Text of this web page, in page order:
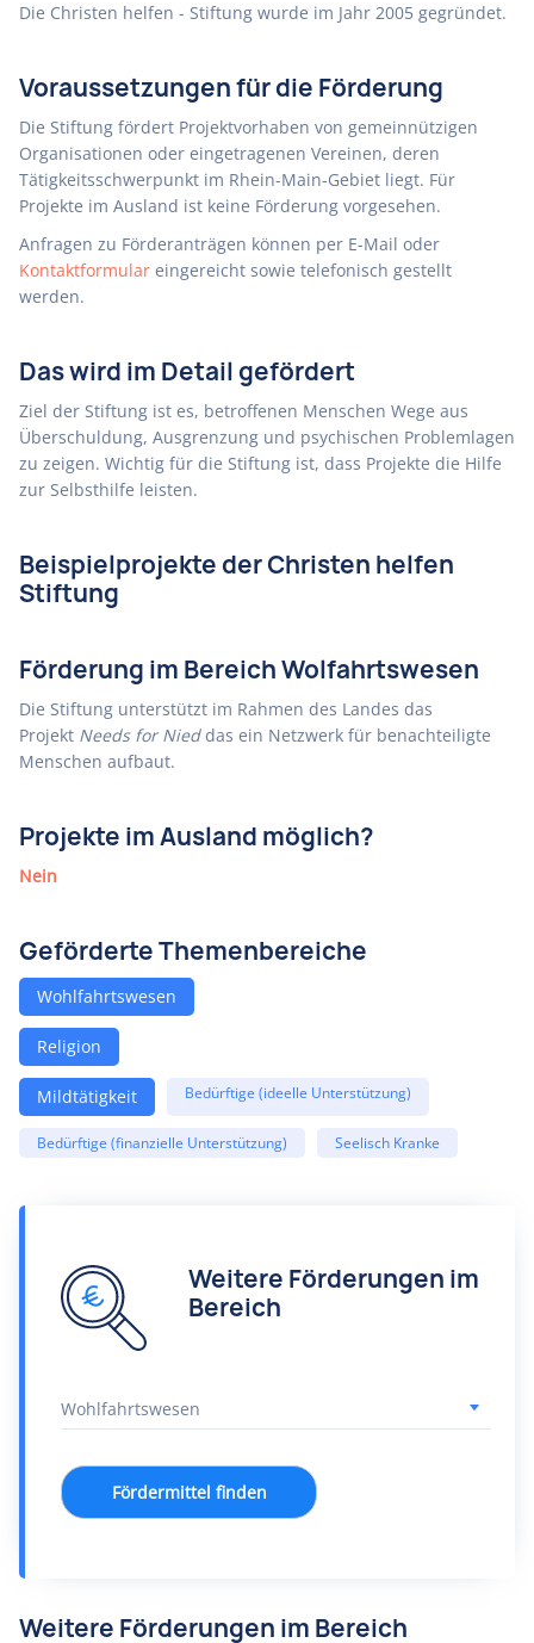
Die Christen helfen - Stiftung wurde im Jahr 2005 gegründet.
Voraussetzungen für die Förderung
Die Stiftung fördert Projektvorhaben von gemeinnützigen
Organisationen oder eingetragenen Vereinen, deren
Tätigkeitsschwerpunkt im Rhein-Main-Gebiet liegt. Für
Projekte im Ausland ist keine Förderung vorgesehen.
Anfragen zu Förderanträgen können per E-Mail oder
Kontaktformular eingereicht sowie telefonisch gestellt
werden.
Das wird im Detail gefördert
Ziel der Stiftung ist es, betroffenen Menschen Wege aus
Überschuldung, Ausgrenzung und psychischen Problemlagen
zu zeigen. Wichtig für die Stiftung ist, dass Projekte die Hilfe
zur Selbsthilfe leisten.
Beispielprojekte der Christen helfen
Stiftung
Förderung im Bereich Wolfahrtswesen
Die Stiftung unterstützt im Rahmen des Landes das
Projekt Needs for Nieddas ein Netzwerk für benachteiligte
Menschen aufbaut.
Projekte im Ausland möglich?
Nein
Geförderte Themenbereiche
Wohlfahrtswesen
Religion
Mildtätigkeit Bedürftige (ideelle Unterstützung)
Bedürftige (finanzielle Unterstützung) Seelisch Kranke
Weitere Förderungen im
Bereich
Fördermittel finden
Weitere Förderungen im Bereich